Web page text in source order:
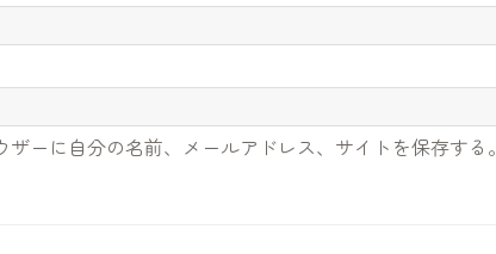
ーに自分の名前、メールアドレス、サイトを保存する。